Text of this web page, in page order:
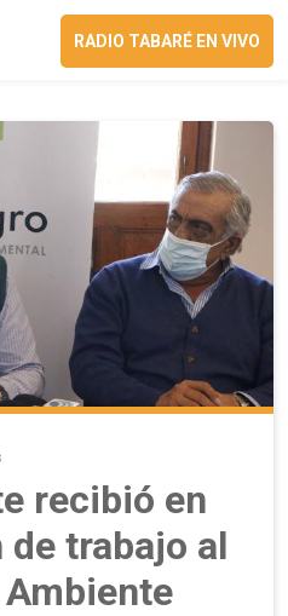
RADIO TABARÉ EN VIVO
recibió en
de trabajo al